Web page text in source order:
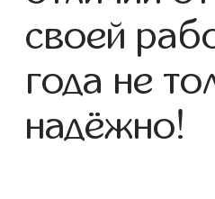
своей
года не
надёжно!